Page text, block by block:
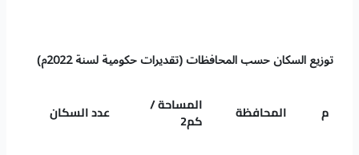
توزيع السكان حسب المحافظات (تقديرات حكومية لسنة 2022م)
م المحافظة المساحة/
كم2 عدد السكان